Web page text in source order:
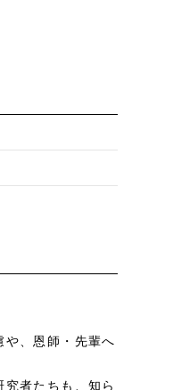
、恩師・先輩へ
者たちも、知ら